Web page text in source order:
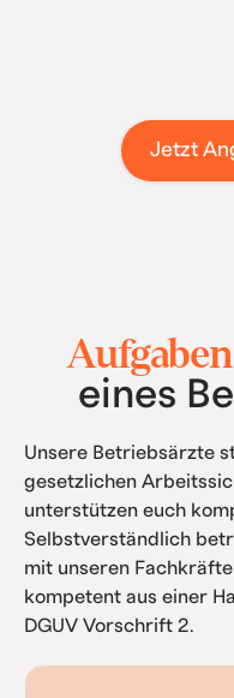
Jetzt
eines
Unsere Betriebsärzte
gesetzlichen
unterstützen euch
Selbstverständlich
mit unseren
kompetent aus einer
DGUV Vorschrift 2.